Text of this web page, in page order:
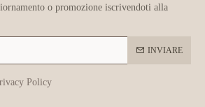
o promozione iscrivendoti alla
INVIARE
Policy